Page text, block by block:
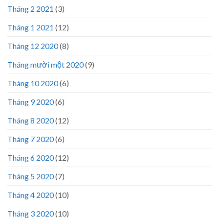
Tháng 2 2021 (3)
Tháng 1 2021 (12)
Tháng 12 2020(8)
Tháng mười một 2020(9)
Tháng 10 2020(6)
Tháng 9 2020(6)
Tháng 8 2020(12)
Tháng 7 2020(6)
Tháng 6 2020(12)
Tháng 5 2020(7)
Tháng 4 2020(10)
Tháng 3 2020(10)